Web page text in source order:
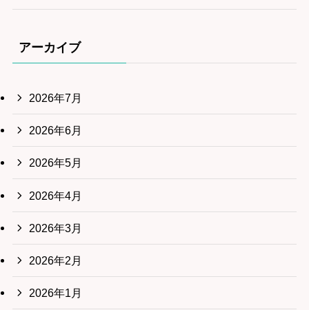
アーカイブ
2026年7月
2026年6月
2026年5月
2026年4月
2026年3月
2026年2月
2026年1月